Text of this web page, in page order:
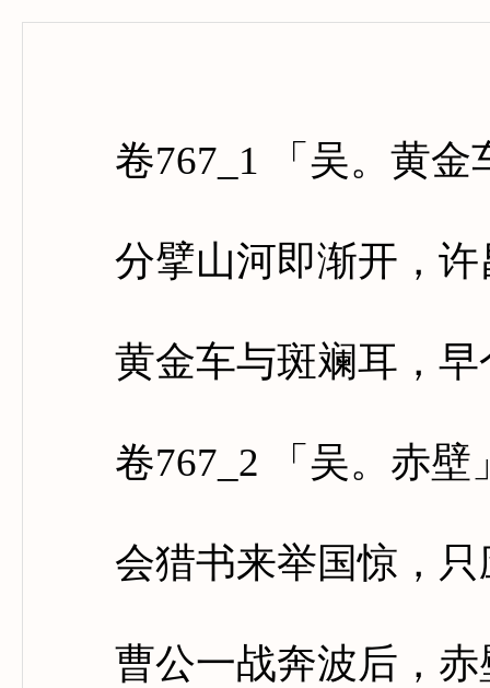
卷767_1 「吴。黄金
分擘山河即渐开，许
黄金车与斑斓耳，早
卷767_2 「吴。赤壁
会猎书来举国惊，只
曹公一战奔波后，赤